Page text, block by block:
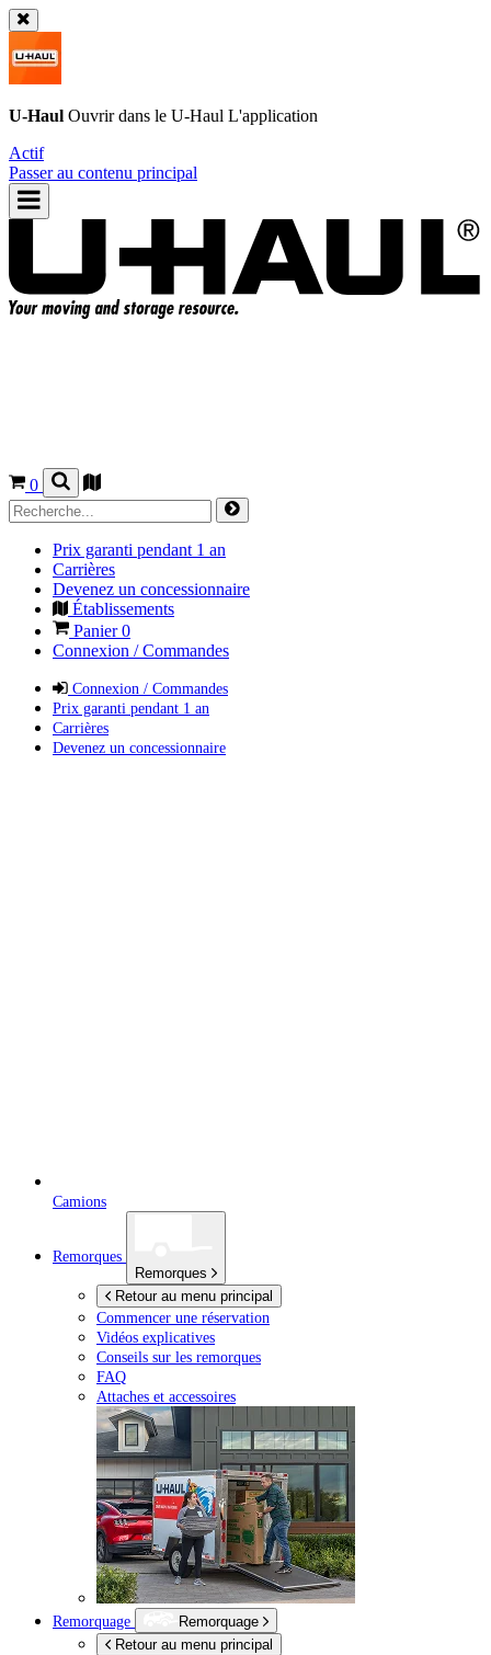
U-Haul Ouvrir dans le U-Haul L'application
Actif
Passer au contenu principal
0
Prix garanti pendant 1 an
Carrières
Devenez un concessionnaire
Établissements
Panier0
Connexion / Commandes
Connexion / Commandes
Prix garanti pendant 1 an
Carrières
Devenez un concessionnaire
Camions
Remorques
Remorques
Retour au menu principal
Commencer une réservation
Vidéos explicatives
Conseils sur les remorques
FAQ
Attaches et accessoires
Remorquage
Remorquage
Retour au menu principal